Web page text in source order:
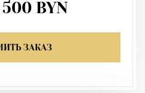
500 BYN
ЗАКАЗ